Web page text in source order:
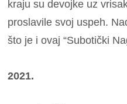
kraju su devojke uz
proslavile svoj uspeh.
što je i ovaj “Subotički
2021.